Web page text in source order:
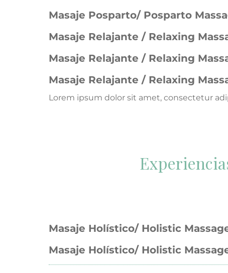
Masaje Posparto/ Posparto
Masaje Relajante / Relaxing
Masaje Relajante / Relaxing
Masaje Relajante / Relaxing
Lorem ipsum dolor sit amet, consectetur
Masaje Holístico/ Holistic
Masaje Holístico/ Holistic